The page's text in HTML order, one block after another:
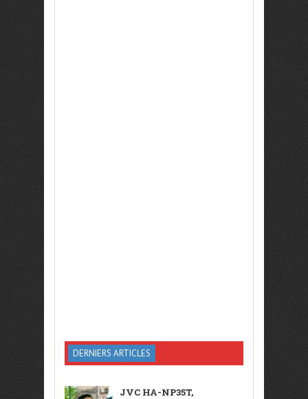
DERNIERS ARTICLES
JVC HA-NP35T,